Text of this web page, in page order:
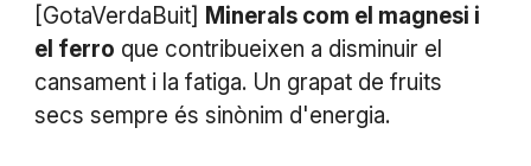
[GotaVerdaBuit] Minerals com el magnesi i
el ferro que contribueixen a disminuir el
cansament i la fatiga. Un grapat de fruits
secs sempre és sinònim d'energia.